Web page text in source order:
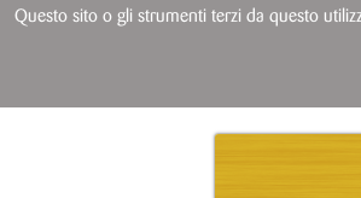
Questo sito o gli strumenti terzi da questo